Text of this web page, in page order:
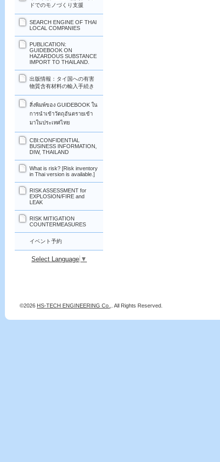
ドでのモノづくり支援
SEARCH ENGINE OF THAI
LOCAL COMPANIES
PUBLICATION:
GUIDEBOOK ON
HAZARDOUS SUBSTANCE
IMPORT TO THAILAND.
出版情報：タイ国への有害
物質含有材料の輸入手続き
สิ่งพิมพ์ของ GUIDEBOOK ใน
การนำเข้าวัตถุอันตรายเข้า
มาในประเทศไทย
CBI:CONFIDENTIAL
BUSINESS INFORMATION,
DIW, THAILAND
What is risk? [Risk inventory
in Thai version is available.]
RISK ASSESSMENT for
EXPLOSION/FIRE and
LEAK
RISK MITIGATION
COUNTERMEASURES
イベント予約
Select Language ▼
©2026 HS-TECH ENGINEERING Co., . All Rights Reserved.